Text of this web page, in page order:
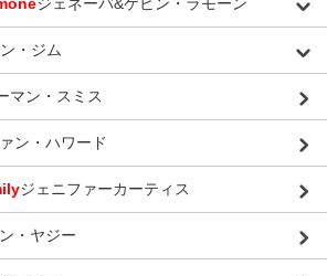
・ジム
マン・スミス
ン・ハワード
ジェニファーカーティス
・ヤジー